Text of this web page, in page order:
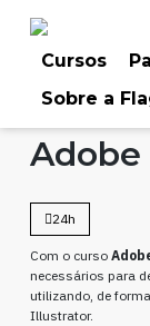
Cursos
Sobre a
Home Cursos
24h
Com o curso
necessários para
utilizando, de
Illustrator.